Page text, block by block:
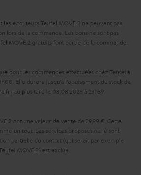
les écouteurs Teufel MOVE 2 ne peuvent pas
lors de la commande. Les bons ne sont pas
MOVE 2 gratuits font partie de la commande.
pour les commandes effectuées chez Teufel à
Elle durera jusqu’à l’épuisement du stock de
fin au plus tard le 08.08.2026 à 23h59.
2 ont une valeur de vente de 29,99 €. Cette
un tout. Les services proposés ne le sont
partielle du contrat (qui serait par exemple
MOVE 2) est exclue.